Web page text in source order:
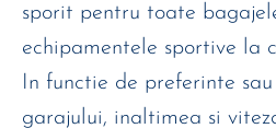
sporit pentru toate
echipamentele sportive la
In functie de preferinte
garajului, inaltimea si